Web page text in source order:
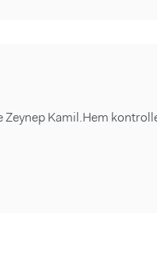
Zeynep Kamil.Hem